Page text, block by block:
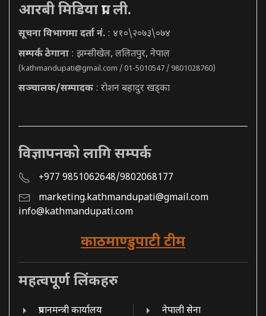
आरबी मिडिया प्रा. ली.
सूचना विभागमा दर्ता नं. : ४१०\२०७३\०७४
सम्पर्क ठेगाना : झम्सीखेल, ललितपुर, नेपाल
(kathmandupati@gmail.com / 01-5010547 / 9801028760)
सञ्चालक/सम्पादक : रोशन बहादुर खड्का
विज्ञापनको लागि सम्पर्क
+977 9851062648/9802068177
marketing.kathmandupati@gmail.com
info@kathmandupati.com
काठमाण्डुपाटी टीम
महत्वपूर्ण लिंकहरु
प्रधानमन्त्री कार्यालय नेपाली सेना